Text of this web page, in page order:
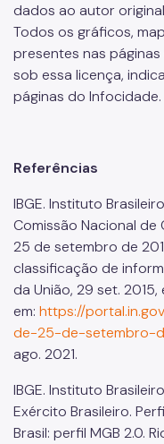
dados ao autor
Todos os gráficos,
presentes nas
sob essa licença,
páginas do Infocidade.
Referências
IBGE. Instituto
Comissão Nacional de
25 de setembro de
classificação de
da União, 29 set. 2015,
em: https://
de-25-de-setembro-
ago. 2021.
IBGE. Instituto
Exército Brasileiro.
Brasil: perfil MGB 2.0.